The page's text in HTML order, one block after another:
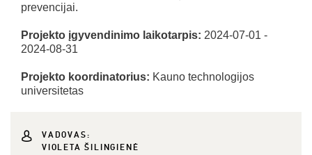
prevencijai.
Projekto įgyvendinimo laikotarpis: 2024-07-01 -
2024-08-31
Projekto koordinatorius: Kauno technologijos
universitetas
VADOVAS:
VIOLETA ŠILINGIENĖ